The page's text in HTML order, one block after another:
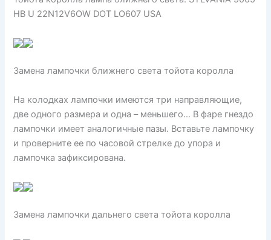
HB U 22N12V6OW DOT LO607 USA
Замена лампочки ближнего света тойота королла
На колодках лампочки имеются три направляющие,
две одного размера и одна – меньшего… В фаре гнездо
лампочки имеет аналогичные пазы. Вставьте лампочку
и проверните ее по часовой стрелке до упора и
лампочка зафиксирована.
Замена лампочки дальнего света тойота королла